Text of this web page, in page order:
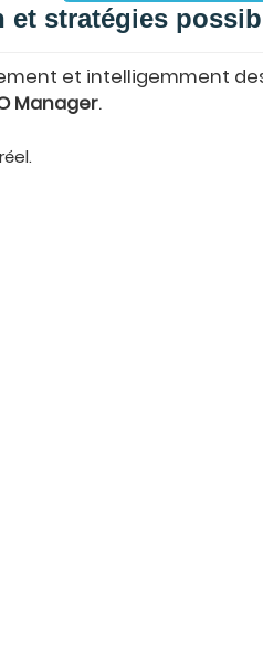
et stratégies
et intelligemment
Manager.